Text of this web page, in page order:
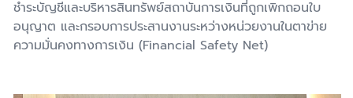
ชำระบัญชีและบริหารสินทรัพย์สถาบันการเงินที่ถูกเพิกถอนใบ
อนุญาต และกรอบการประสานงานระหว่างหน่วยงานในตาข่าย
ความมั่นคงทางการเงิน (Financial Safety Net)